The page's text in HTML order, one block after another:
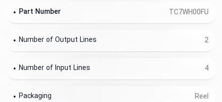
TC7WH00FU
Part Number
2
Number of Output Lines
4
Number of Input Lines
Reel
Packaging